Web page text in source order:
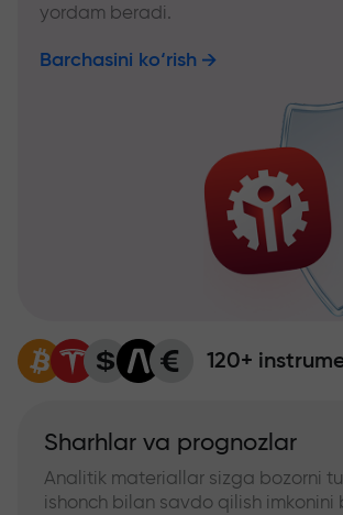
yordam beradi.
Barchasini ko‘rish
120+
Sharhlar va prognozlar
Analitik materiallar sizga bozorni
ishonch bilan savdo qilish imkonini